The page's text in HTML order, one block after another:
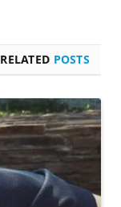
RELATED POSTS